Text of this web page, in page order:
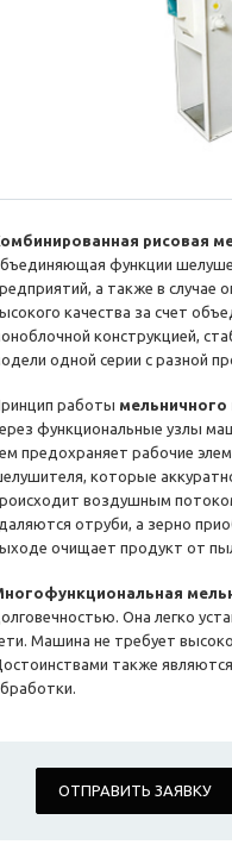
рисовая
функции
а также в случае
качества за счет
конструкцией,
одной серии с разной
работы мельничного
функциональные узлы
предохраняет рабочие
которые
воздушным
отруби, а зерно
очищает продукт от
Она легко
Машина не требует
также
ОТПРАВИТЬ ЗАЯВКУ